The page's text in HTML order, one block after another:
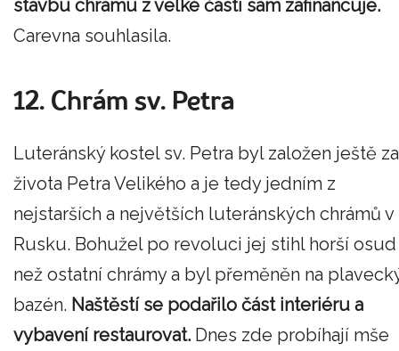
stavbu chrámu z velké části sám zafinancuje.
Carevna souhlasila.
12. Chrám sv. Petra
Luteránský kostel sv. Petra byl založen ještě za
života Petra Velikého a je tedy jedním z
nejstarších a největších luteránských chrámů v
Rusku. Bohužel po revoluci jej stihl horší osud
než ostatní chrámy a byl přeměněn na
bazén. Naštěstí se podařilo část interiéru a
vybavení restaurovat. Dnes zde probíhají mše